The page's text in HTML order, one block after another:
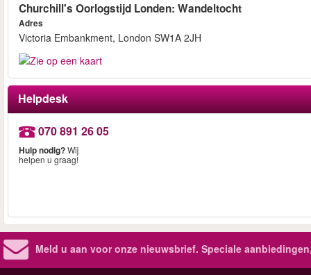
Churchill's Oorlogstijd Londen: Wandeltocht
Adres
Victoria Embankment, London SW1A 2JH
Helpdesk
070 891 26 05
Hulp nodig?Wij
helpen u graag!
Meld u aan voor onze nieuwsbrief. Speciale